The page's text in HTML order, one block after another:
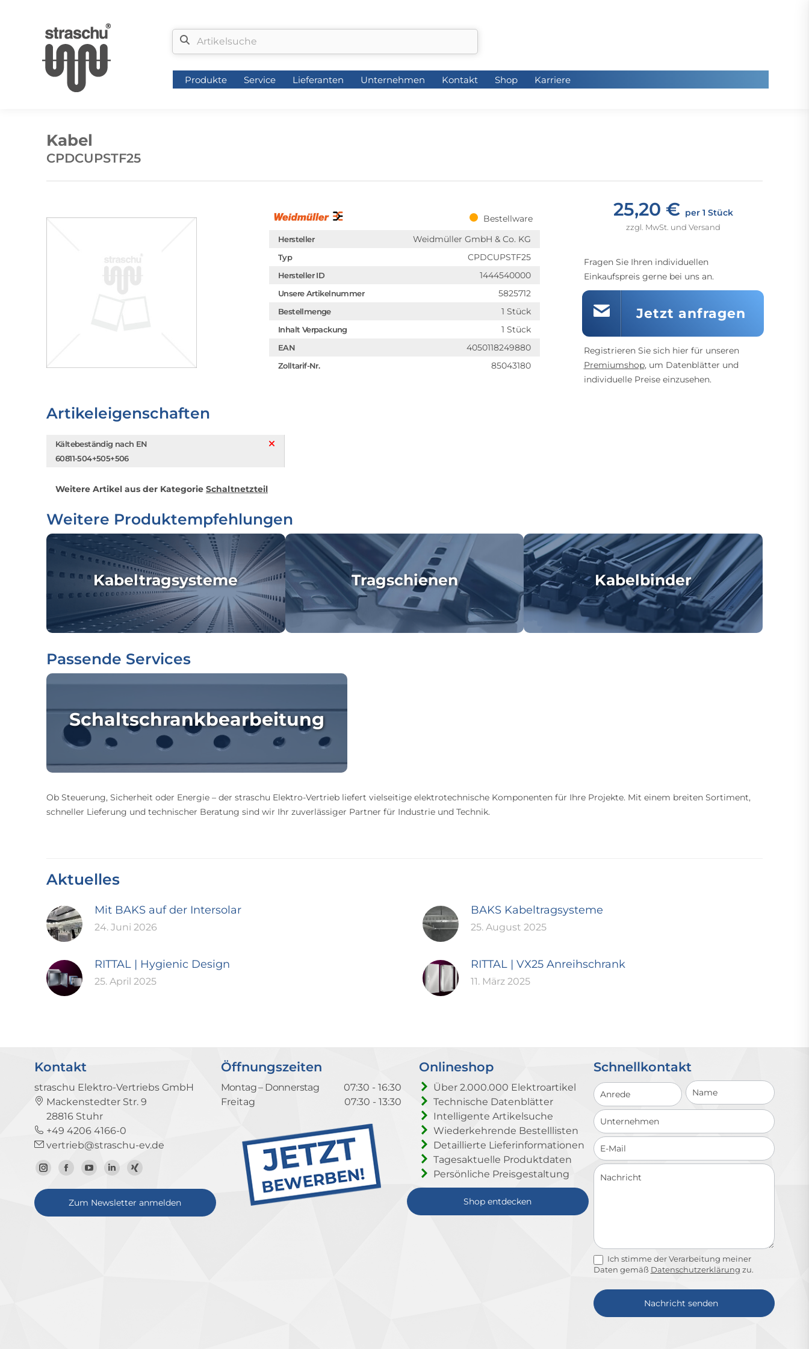
Produkte Service Lieferanten Unternehmen Kontakt Shop Karriere
Kabel
CPDCUPSTF25
Bestellware
Hersteller Weidmüller GmbH & Co. KG
Typ CPDCUPSTF25
Hersteller ID 1444540000
Unsere Artikelnummer 5825712
Bestellmenge 1 Stück
Inhalt Verpackung 1 Stück
EAN 4050118249880
Zolltarif-Nr. 85043180
25,20 € per 1 Stück
zzgl. MwSt. und Versand
Fragen Sie Ihren individuellen
Einkaufspreis gerne bei uns an.
Jetzt anfragen
Registrieren Sie sich hier für unseren
Premiumshop, um Datenblätter und
individuelle Preise einzusehen.
Artikeleigenschaften
Kältebeständig nach EN
60811-504+505+506
Weitere Artikel aus der Kategorie Schaltnetzteil
Weitere Produktempfehlungen
Kabeltragsysteme Tragschienen Kabelbinder
Passende Services
Schaltschrankbearbeitung
Ob Steuerung, Sicherheit oder Energie – der straschu Elektro-Vertrieb liefert vielseitige elektrotechnische Komponenten für Ihre Projekte. Mit einem breiten Sortiment,
schneller Lieferung und technischer Beratung sind wir Ihr zuverlässiger Partner für Industrie und Technik.
Aktuelles
Mit BAKS auf der Intersolar
24. Juni 2026
BAKS Kabeltragsysteme
25. August 2025
RITTAL | Hygienic Design
25. April 2025
RITTAL | VX25 Anreihschrank
11. März 2025
Kontakt
straschu Elektro-Vertriebs GmbH
Mackenstedter Str. 9
28816 Stuhr
+49 4206 4166-0
vertrieb@straschu-ev.de
Zum
Instagram-
Zur
Facebook-
Seite
Zum
YouTube-
Kanal
Zum
LinkedIn-
Profil
Zum
Xing-
Profil
Zum Newsletter anmelden
Öffnungszeiten
Montag – Donnerstag
07:30 - 16:30
Freitag
07:30 - 13:30
Onlineshop
Über 2.000.000 Elektroartikel
Technische Datenblätter
Intelligente Artikelsuche
Wiederkehrende Bestelllisten
Detaillierte Lieferinformationen
Tagesaktuelle Produktdaten
Persönliche Preisgestaltung
Shop entdecken
Schnellkontakt
Schnellkontakt
Ich stimme der Verarbeitung meiner
Daten gemäß Datenschutzerklärung zu.
Nachricht senden
Produkte Service Lieferanten Unternehmen Kontakt